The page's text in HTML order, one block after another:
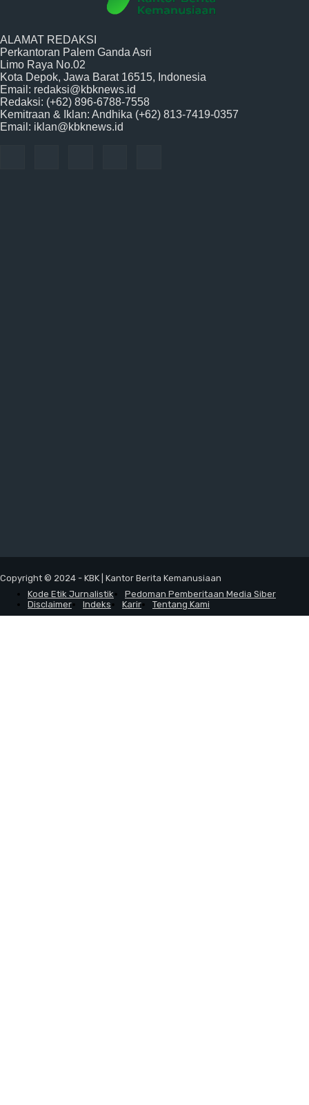
ALAMAT REDAKSI
Perkantoran Palem Ganda Asri
Limo Raya No.02
Kota Depok, Jawa Barat 16515, Indonesia
Email: redaksi@kbknews.id
Redaksi: (+62) 896-6788-7558
Kemitraan & Iklan: Andhika (+62) 813-7419-0357
Email: iklan@kbknews.id
Copyright © 2024 - KBK | Kantor Berita Kemanusiaan
Kode Etik Jurnalistik
Pedoman Pemberitaan Media Siber
Disclaimer
Indeks Karir Tentang Kami